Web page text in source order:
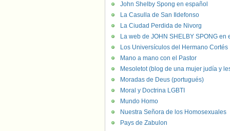
John Shelby Spong en español
La Casulla de San Ildefonso
La Ciudad Perdida de Nivorg
La web de JOHN SHELBY SPONG en
Los Universículos del Hermano Cortés
Mano a mano con el Pastor
Mesoletot (blog de una mujer judía y
Moradas de Deus (portugués)
Moral y Doctrina LGBTI
Mundo Homo
Nuestra Señora de los Homosexuales
Pays de Zabulon